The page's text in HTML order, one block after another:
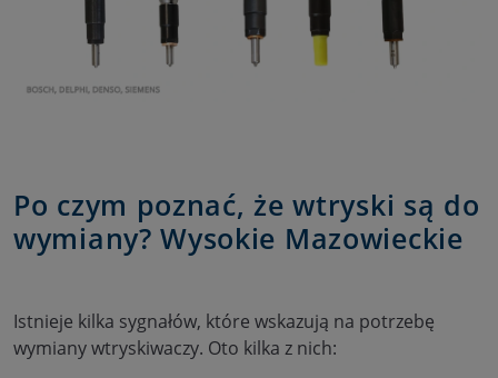
Po czym poznać, że wtryski są do
wymiany? Wysokie Mazowieckie
Istnieje kilka sygnałów, które wskazują na potrzebę
wymiany wtryskiwaczy. Oto kilka z nich: